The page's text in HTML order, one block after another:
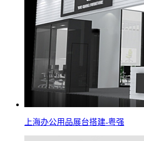
上海办公用品展台搭建-粤强